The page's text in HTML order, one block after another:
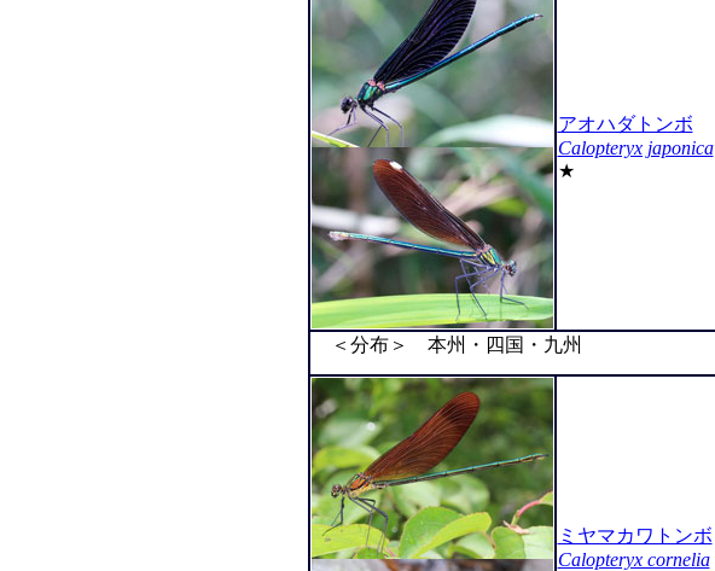
アオハダトンボ
Calopteryx japonica
★
＜分布＞ 本州・四国・九州
ミヤマカワトンボ
Calopteryx cornelia